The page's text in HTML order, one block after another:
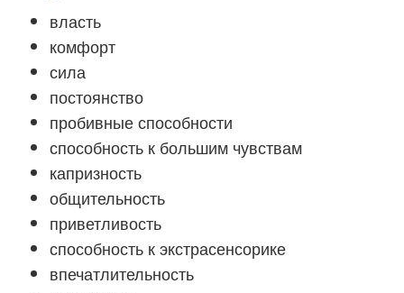
власть
комфорт
сила
постоянство
пробивные способности
способность к большим чувствам
капризность
общительность
приветливость
способность к экстрасенсорике
впечатлительность